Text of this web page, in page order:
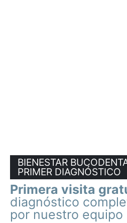
BIENESTAR
PRIMER DIAGNÓSTICO
Primera visita
diagnóstico
por nuestro equipo